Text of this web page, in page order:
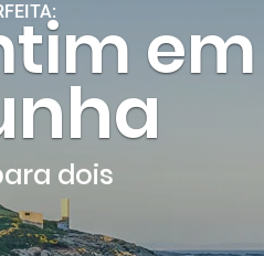
em
dois